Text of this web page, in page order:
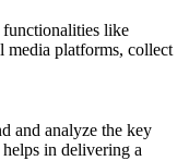
like
media platforms, collect
and analyze the key
in delivering a